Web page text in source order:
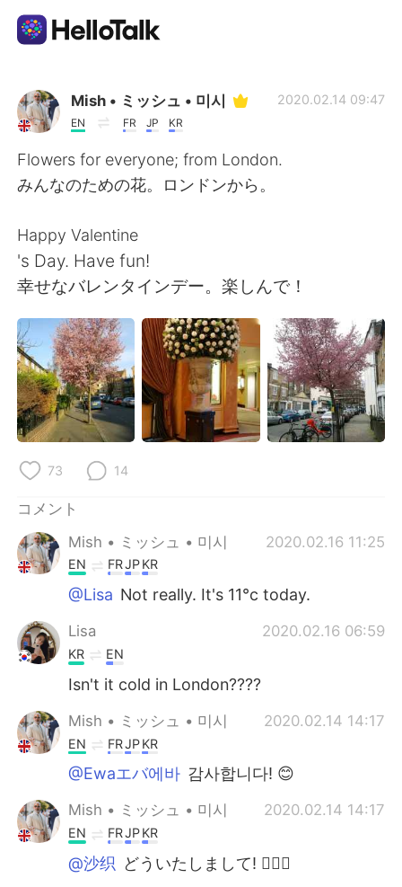
語学交換アプリ
AI Grammar Checker
日本語
English
繁體中文 Español
العربية Français
Deutsch 한국어
Türkçe Tiếng Việt
Português
Mish • ミッシュ • 미시
EN FR JP KR
2020.02.14 09:47
Flowers for everyone; from London.
みんなのための花。ロンドンから。
Happy Valentine
's Day. Have fun!
幸せなバレンタインデー。楽しんで！
73 14
コメント
Mish • ミッシュ • 미시
2020.02.16 11:25
EN FRJPKR
@Lisa Not really. It's 11°c today.
Lisa 2020.02.16 06:59
KR EN
Isn't it cold in London????
Mish • ミッシュ • 미시 2020.02.14 14:17
EN FRJPKR
@Ewaエバ에바 감사합니다! 😊
Mish • ミッシュ • 미시 2020.02.14 14:17
EN FRJPKR
@沙织 どういたしまして! 👍🏽😏